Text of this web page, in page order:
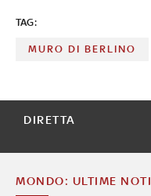
TAG:
MURO DI BERLINO
DIRETTA
MONDO: ULTIME